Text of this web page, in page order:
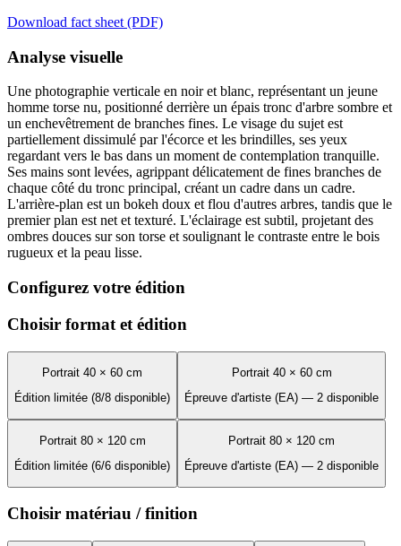
Download fact sheet (PDF)
Analyse visuelle
Une photographie verticale en noir et blanc, représentant un jeune
homme torse nu, positionné derrière un épais tronc d'arbre sombre et
un enchevêtrement de branches fines. Le visage du sujet est
partiellement dissimulé par l'écorce et les brindilles, ses yeux
regardant vers le bas dans un moment de contemplation tranquille.
Ses mains sont levées, agrippant délicatement de fines branches de
chaque côté du tronc principal, créant un cadre dans un cadre.
L'arrière-plan est un bokeh doux et flou d'autres arbres, tandis que le
premier plan est net et texturé. L'éclairage est subtil, projetant des
ombres douces sur son torse et soulignant le contraste entre le bois
rugueux et la peau lisse.
Configurez votre édition
Choisir format et édition
Portrait 40 × 60 cm
Édition limitée (8/8 disponible)
Portrait 40 × 60 cm
Épreuve d'artiste (EA) — 2 disponible
Portrait 80 × 120 cm
Édition limitée (6/6 disponible)
Portrait 80 × 120 cm
Épreuve d'artiste (EA) — 2 disponible
Choisir matériau / finition